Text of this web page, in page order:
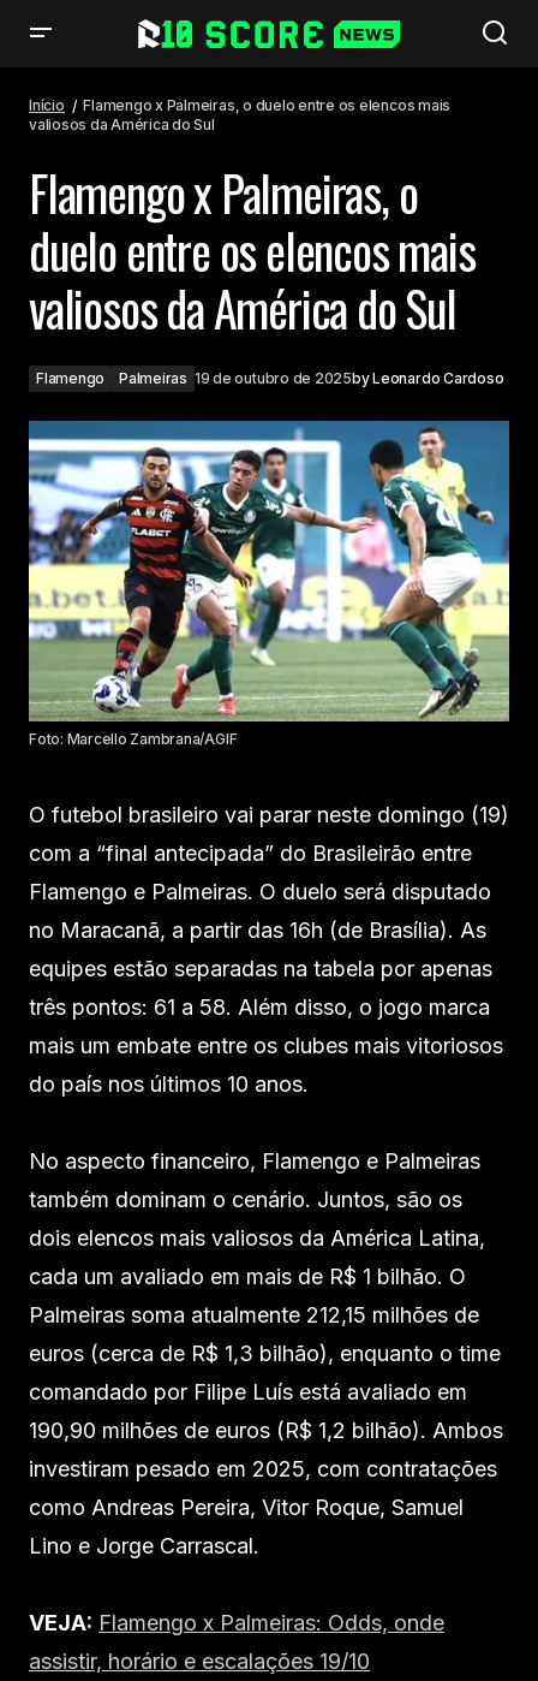
do Sul
Início
Flamengo x Palmeiras, o duelo entre os elencos mais
valiosos da América do Sul
Flamengo x Palmeiras, o
duelo entre os elencos mais
valiosos da América do Sul
Flamengo Palmeiras 19 de outubro de 2025byLeonardo Cardoso
Foto: Marcello Zambrana/AGIF
O futebol brasileiro vai parar neste domingo (19)
com a “final antecipada” do Brasileirão entre
Flamengo e Palmeiras. O duelo será disputado
no Maracanã, a partir das 16h (de Brasília). As
equipes estão separadas na tabela por apenas
três pontos: 61 a 58. Além disso, o jogo marca
mais um embate entre os clubes mais vitoriosos
do país nos últimos 10 anos.
No aspecto financeiro, Flamengo e Palmeiras
também dominam o cenário. Juntos, são os
dois elencos mais valiosos da América Latina,
cada um avaliado em mais de R$ 1 bilhão. O
Palmeiras soma atualmente 212,15 milhões de
euros (cerca de R$ 1,3 bilhão), enquanto o time
comandado por Filipe Luís está avaliado em
190,90 milhões de euros (R$ 1,2 bilhão). Ambos
investiram pesado em 2025, com contratações
como Andreas Pereira, Vitor Roque, Samuel
Lino e Jorge Carrascal.
VEJA: Flamengo x Palmeiras: Odds, onde
assistir, horário e escalações 19/10